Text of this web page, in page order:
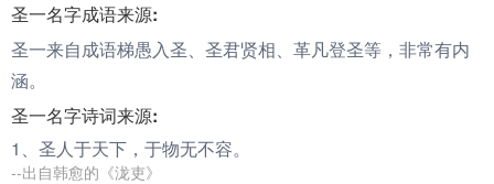
圣一名字成语来源:
圣一来自成语梯愚入圣、圣君贤相、革凡登圣等，非常有内
涵。
圣一名字诗词来源:
1、 圣人于天下，于物无不容。
--出自韩愈的《泷吏》